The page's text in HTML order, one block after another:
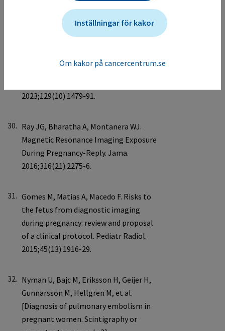
30.
31.
32.
Inställningar för kakor
Om kakor på cancercentrum.se